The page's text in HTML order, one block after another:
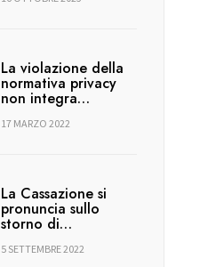
La violazione della
normativa privacy
non integra…
17 MARZO 2022
La Cassazione si
pronuncia sullo
storno di…
5 SETTEMBRE 2022